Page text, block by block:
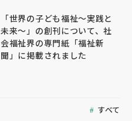
「世界の子ども福祉～実践と
未来～」の創刊について、社
会福祉界の専門紙「福祉新
聞」に掲載されました
すべて